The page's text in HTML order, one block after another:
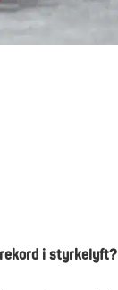
i styrkelyft?